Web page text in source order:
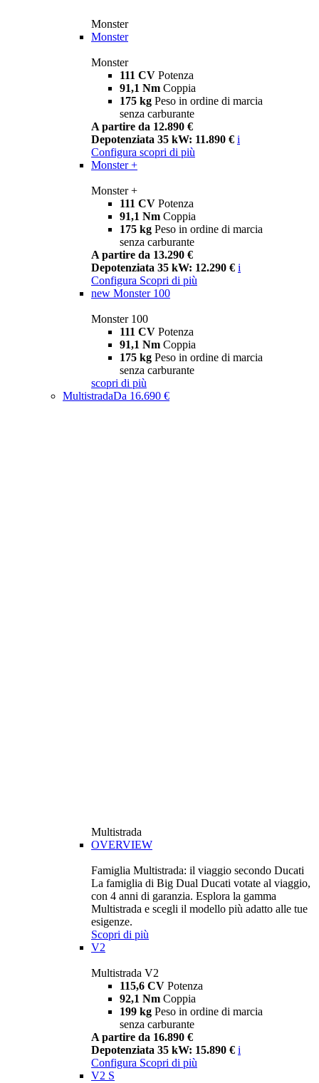
Monster
Monster
Monster
111 CV Potenza
91,1 Nm Coppia
175 kg Peso in ordine di marcia
senza carburante
A partire da 12.890 €
Depotenziata 35 kW: 11.890 € i
Configura scopri di più
Monster +
Monster +
111 CV Potenza
91,1 Nm Coppia
175 kg Peso in ordine di marcia
senza carburante
A partire da 13.290 €
Depotenziata 35 kW: 12.290 € i
Configura Scopri di più
new Monster 100
Monster 100
111 CV Potenza
91,1 Nm Coppia
175 kg Peso in ordine di marcia
senza carburante
scopri di più
MultistradaDa 16.690 €
Multistrada
OVERVIEW
Famiglia Multistrada: il viaggio secondo Ducati
La famiglia di Big Dual Ducati votate al viaggio,
con 4 anni di garanzia. Esplora la gamma
Multistrada e scegli il modello più adatto alle tue
esigenze.
Scopri di più
V2
Multistrada V2
115,6 CV Potenza
92,1 Nm Coppia
199 kg Peso in ordine di marcia
senza carburante
A partire da 16.890 €
Depotenziata 35 kW: 15.890 € i
Configura Scopri di più
V2 S